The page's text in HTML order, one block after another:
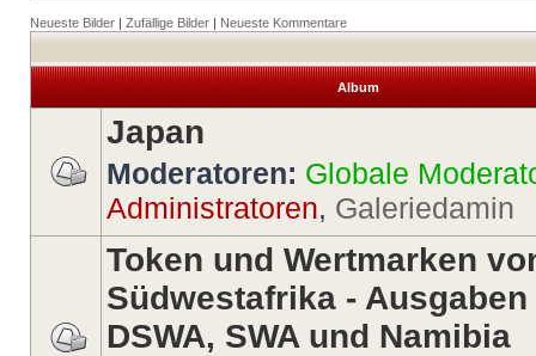
Neueste Bilder | Zufällige Bilder | Neueste Kommentare
Album
Japan
Moderatoren: Globale
Administratoren, Galeriedamin
Token und Wertmarken
Südwestafrika -
DSWA, SWA und Namibia